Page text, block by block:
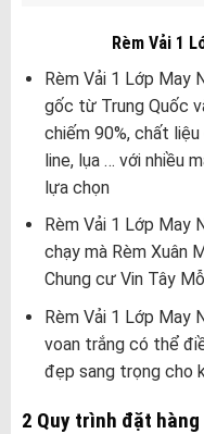
Rèm Vải 1
Rèm Vải 1 Lớp May
gốc từ Trung Quốc
chiếm 90%, chất
line, lụa … với nhiều
lựa chọn
Rèm Vải 1 Lớp May
chạy mà Rèm Xuân
Chung cư Vin Tây
Rèm Vải 1 Lớp May
voan trắng có thể
đẹp sang trọng cho
2 Quy trình đặt